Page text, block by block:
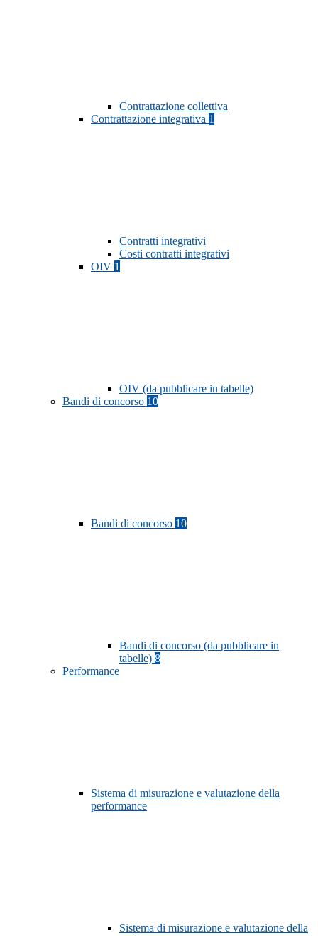
Contrattazione collettiva
Contrattazione integrativa 1
Contratti integrativi
Costi contratti integrativi
OIV 1
OIV (da pubblicare in tabelle)
Bandi di concorso 10
Bandi di concorso 10
Bandi di concorso (da pubblicare in
tabelle) 8
Performance
Sistema di misurazione e valutazione della
performance
Sistema di misurazione e valutazione della